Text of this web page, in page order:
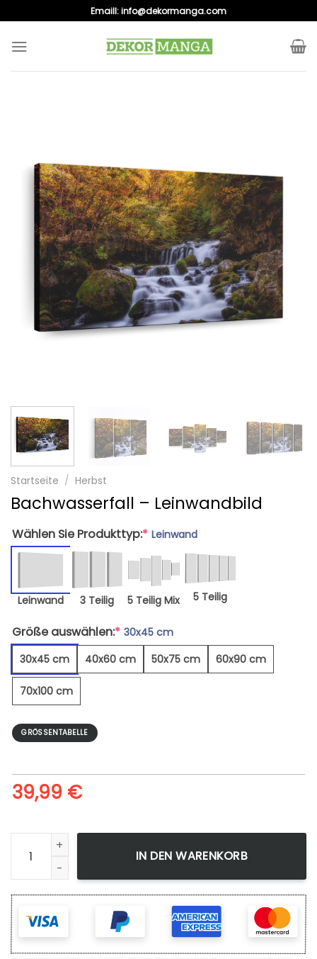
to
content
Emaill:info@dekormanga.com
Startseite / Herbst
Bachwasserfall – Leinwandbild
Wählen Sie Produkttyp:* Leinwand
Leinwand 3 Teilig 5 Teilig Mix 5 Teilig
Größe auswählen:* 30x45 cm
30x45 cm
40x60 cm 50x75 cm 60x90 cm
70x100 cm
GRÖSSENTABELLE
39,99 €
Bachwasserfall - Leinwandbild Menge
IN DEN WARENKORB